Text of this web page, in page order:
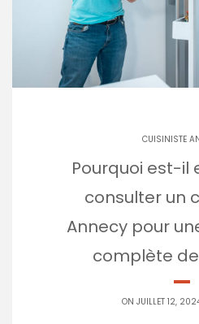
CUISINISTE
Pourquoi est-il
consulter un
Annecy pour
complète
ON JUILLET 12,